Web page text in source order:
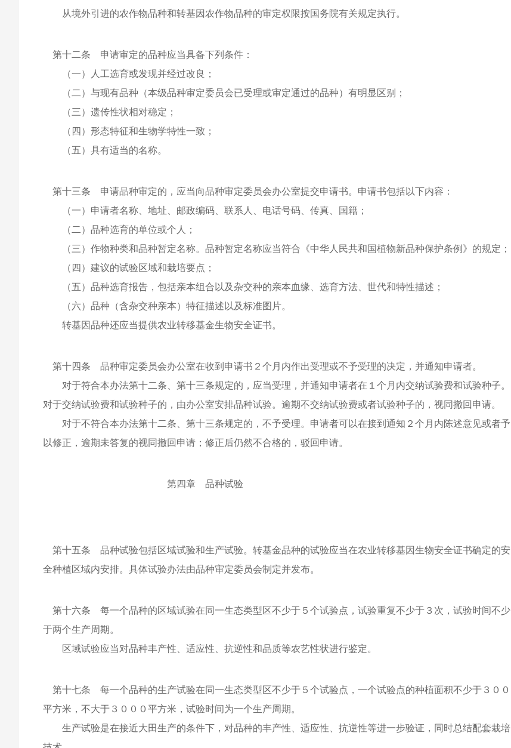
从境外引进的农作物品种和转基因农作物品种的审定权限按国务院有关规定执行。
第十二条 申请审定的品种应当具备下列条件：
（一）人工选育或发现并经过改良；
（二）与现有品种（本级品种审定委员会已受理或审定通过的品种）有明显区别；
（三）遗传性状相对稳定；
（四）形态特征和生物学特性一致；
（五）具有适当的名称。
第十三条 申请品种审定的，应当向品种审定委员会办公室提交申请书。申请书包括以下内容：
（一）申请者名称、地址、邮政编码、联系人、电话号码、传真、国籍；
（二）品种选育的单位或个人；
（三）作物种类和品种暂定名称。品种暂定名称应当符合《中华人民共和国植物新品种保护条例》的规定；
（四）建议的试验区域和栽培要点；
（五）品种选育报告，包括亲本组合以及杂交种的亲本血缘、选育方法、世代和特性描述；
（六）品种（含杂交种亲本）特征描述以及标准图片。
转基因品种还应当提供农业转移基金生物安全证书。
第十四条 品种审定委员会办公室在收到申请书２个月内作出受理或不予受理的决定，并通知申请者。
对于符合本办法第十二条、第十三条规定的，应当受理，并通知申请者在１个月内交纳试验费和试验种子。
对于交纳试验费和试验种子的，由办公室安排品种试验。逾期不交纳试验费或者试验种子的，视同撤回申请。
对于不符合本办法第十二条、第十三条规定的，不予受理。申请者可以在接到通知２个月内陈述意见或者予
以修正，逾期未答复的视同撤回申请；修正后仍然不合格的，驳回申请。
第四章 品种试验
第十五条 品种试验包括区域试验和生产试验。转基金品种的试验应当在农业转移基因生物安全证书确定的安
全种植区域内安排。具体试验办法由品种审定委员会制定并发布。
第十六条 每一个品种的区域试验在同一生态类型区不少于５个试验点，试验重复不少于３次，试验时间不少
于两个生产周期。
区域试验应当对品种丰产性、适应性、抗逆性和品质等农艺性状进行鉴定。
第十七条 每一个品种的生产试验在同一生态类型区不少于５个试验点，一个试验点的种植面积不少于３００
平方米，不大于３０００平方米，试验时间为一个生产周期。
生产试验是在接近大田生产的条件下，对品种的丰产性、适应性、抗逆性等进一步验证，同时总结配套栽培